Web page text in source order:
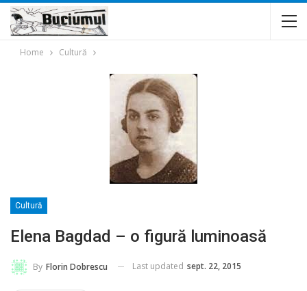
Home Cultură
Cultură
Elena Bagdad – o figură luminoasă
By Florin Dobrescu Last updated sept. 22, 2015